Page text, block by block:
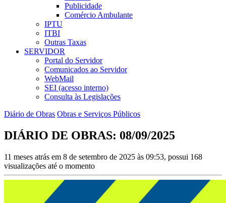
Publicidade
Comércio Ambulante
IPTU
ITBI
Outras Taxas
SERVIDOR
Portal do Servidor
Comunicados ao Servidor
WebMail
SEI (acesso interno)
Consulta às Legislações
Diário de Obras Obras e Serviços Públicos
DIÁRIO DE OBRAS: 08/09/2025
11 meses atrás em 8 de setembro de 2025 às 09:53, possui 168
visualizações até o momento